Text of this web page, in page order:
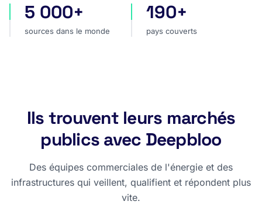
sources dans le monde
5 000+
sources dans le monde
pays couverts
190+
pays couverts
Ils trouvent leurs marchés
publics avec Deepbloo
Des équipes commerciales de l'énergie et des
infrastructures qui veillent, qualifient et répondent plus
vite.